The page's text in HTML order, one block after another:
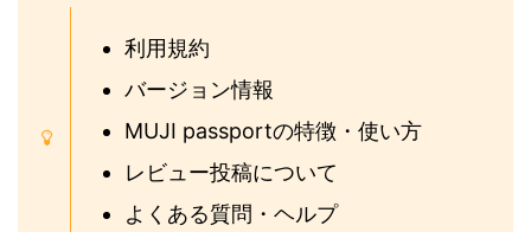
利用規約
バージョン情報
MUJI passportの特徴・使い方
レビュー投稿について
よくある質問・ヘルプ